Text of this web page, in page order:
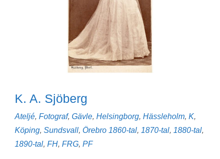
K. A. Sjöberg
Kategorier
Ateljé, Fotograf, Gävle, Helsingborg, Hässleholm, K,
Köping, Sundsvall, Örebro Etiketter
1860-tal, 1870-tal, 1880-tal,
1890-tal, FH, FRG, PF